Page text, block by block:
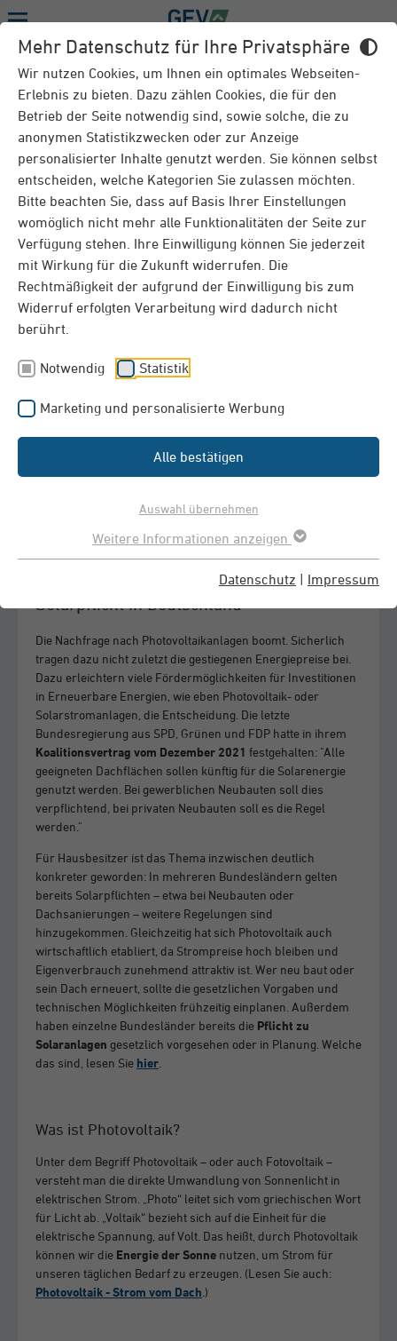
Mehr Datenschutz für Ihre Privatsphäre
Wir nutzen Cookies, um Ihnen ein optimales Webseiten-
Erlebnis zu bieten. Dazu zählen Cookies, die für den
Betrieb der Seite notwendig sind, sowie solche, die zu
anonymen Statistikzwecken oder zur Anzeige
personalisierter Inhalte genutzt werden. Sie können selbst
entscheiden, welche Kategorien Sie zulassen möchten.
Bitte beachten Sie, dass auf Basis Ihrer Einstellungen
womöglich nicht mehr alle Funktionalitäten der Seite zur
Verfügung stehen. Ihre Einwilligung können Sie jederzeit
mit Wirkung für die Zukunft widerrufen. Die
Rechtmäßigkeit der aufgrund der Einwilligung bis zum
Widerruf erfolgten Verarbeitung wird dadurch nicht
berührt.
Notwendig Statistik
Marketing und personalisierte Werbung
Alle bestätigen
Auswahl übernehmen
Weitere Informationen anzeigen
Datenschutz | Impressum
RATGEBER
Photovoltaik: Das sind die Vorteile
Es steht außer Frage: Eine Photovoltaikanlage,
häufig auch Solarstromanlage genannt, lohnt sich in
jedem Fall – für unsere Umwelt, für mehr
Unabhängigkeit und mehr denn je unter
ökonomischen Aspekten. Warum, lesen Sie in
diesem Ratgeber.
Energie vom Dach ist umweltfreundlich und nach der
Energiepreisen.
Solarpflicht in Deutschland
Die Nachfrage nach Photovoltaikanlagen boomt. Sicherlich
tragen dazu nicht zuletzt die gestiegenen Energiepreise bei.
Dazu erleichtern viele Fördermöglichkeiten für Investitionen
in Erneuerbare Energien, wie eben Photovoltaik- oder
Solarstromanlagen, die Entscheidung. Die letzte
Bundesregierung aus SPD, Grünen und FDP hatte in ihrem
Koalitionsvertrag vom Dezember 2021 festgehalten: "Alle
geeigneten Dachflächen sollen künftig für die Solarenergie
genutzt werden. Bei gewerblichen Neubauten soll dies
verpflichtend, bei privaten Neubauten soll es die Regel
werden."
Für Hausbesitzer ist das Thema inzwischen deutlich
konkreter geworden: In mehreren Bundesländern gelten
bereits Solarpflichten – etwa bei Neubauten oder
Dachsanierungen – weitere Regelungen sind
hinzugekommen. Gleichzeitig hat sich Photovoltaik auch
wirtschaftlich etabliert, da Strompreise hoch bleiben und
Eigenverbrauch zunehmend attraktiv ist. Wer neu baut oder
sein Dach erneuert, sollte die gesetzlichen Vorgaben und
technischen Möglichkeiten frühzeitig einplanen. Außerdem
haben einzelne Bundesländer bereits die Pflicht zu
Solaranlagen gesetzlich vorgesehen oder in Planung. Welche
das sind, lesen Sie hier
Was ist Photovoltaik?
Unter dem Begriff Photovoltaik – oder auch Fotovoltaik –
versteht man die direkte Umwandlung von Sonnenlicht in
elektrischen Strom. „Photo“ leitet sich vom griechischen Wort
für Licht ab. „Voltaik“ bezieht sich auf die Einheit für die
elektrische Spannung, auf Volt. Das heißt, durch Photovoltaik
können wir die Energie der Sonne nutzen, um Strom für
unseren täglichen Bedarf zu erzeugen. (Lesen Sie auch:
Photovoltaik - Strom vom Dach .)